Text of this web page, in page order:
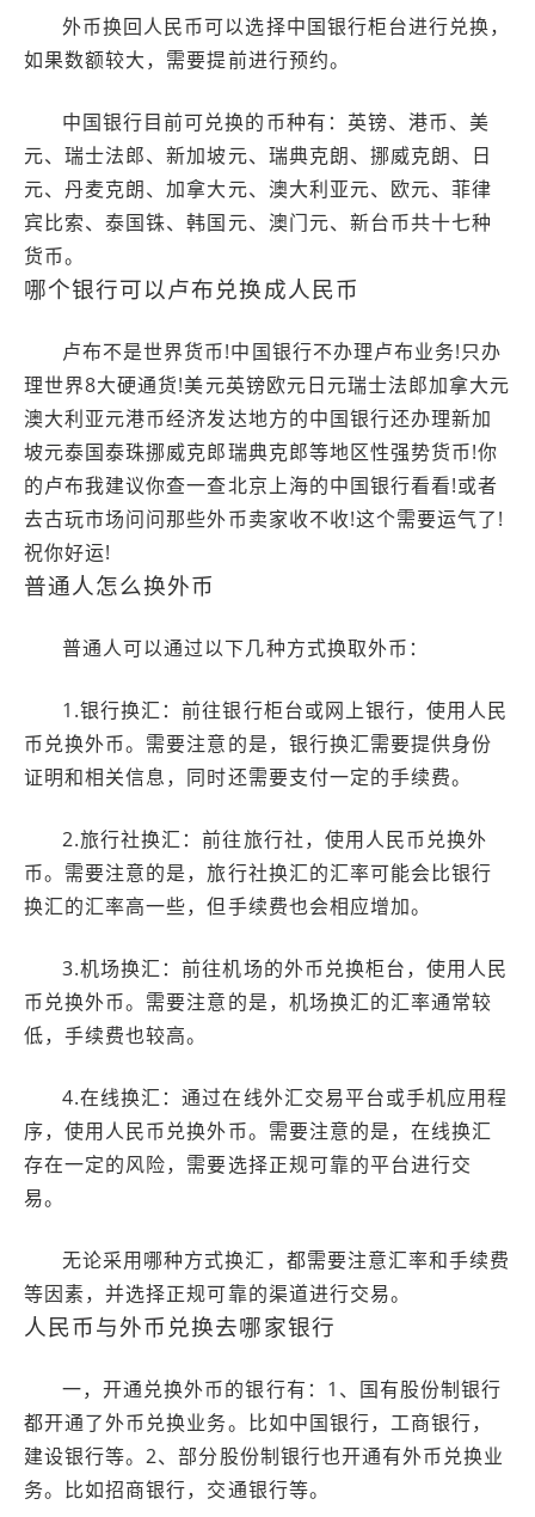
外币换回人民币可以选择中国银行柜台进行兑换，
如果数额较大，需要提前进行预约。
中国银行目前可兑换的币种有：英镑、港币、美
元、瑞士法郎、新加坡元、瑞典克朗、挪威克朗、日
元、丹麦克朗、加拿大元、澳大利亚元、欧元、菲律
宾比索、泰国铢、韩国元、澳门元、新台币共十七种
货币。
哪个银行可以卢布兑换成人民币
卢布不是世界货币!中国银行不办理卢布业务!只办
理世界8大硬通货!美元英镑欧元日元瑞士法郎加拿大元
澳大利亚元港币经济发达地方的中国银行还办理新加
坡元泰国泰珠挪威克郎瑞典克郎等地区性强势货币!你
的卢布我建议你查一查北京上海的中国银行看看!或者
去古玩市场问问那些外币卖家收不收!这个需要运气了!
祝你好运!
普通人怎么换外币
普通人可以通过以下几种方式换取外币：
1.银行换汇：前往银行柜台或网上银行，使用人民
币兑换外币。需要注意的是，银行换汇需要提供身份
证明和相关信息，同时还需要支付一定的手续费。
2.旅行社换汇：前往旅行社，使用人民币兑换外
币。需要注意的是，旅行社换汇的汇率可能会比银行
换汇的汇率高一些，但手续费也会相应增加。
3.机场换汇：前往机场的外币兑换柜台，使用人民
币兑换外币。需要注意的是，机场换汇的汇率通常较
低，手续费也较高。
4.在线换汇：通过在线外汇交易平台或手机应用程
序，使用人民币兑换外币。需要注意的是，在线换汇
存在一定的风险，需要选择正规可靠的平台进行交
易。
无论采用哪种方式换汇，都需要注意汇率和手续费
等因素，并选择正规可靠的渠道进行交易。
人民币与外币兑换去哪家银行
一，开通兑换外币的银行有：1、国有股份制银行
都开通了外币兑换业务。比如中国银行，工商银行，
建设银行等。2、部分股份制银行也开通有外币兑换业
务。比如招商银行，交通银行等。